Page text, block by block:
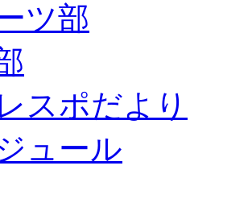
ツ部
スポだより
ュール